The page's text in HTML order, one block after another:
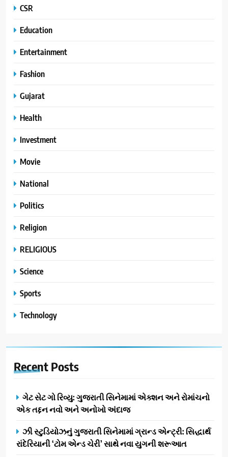
CSR
Education
Entertainment
Fashion
Gujarat
Health
Investment
Movie
National
Politics
Religion
RELIGIOUS
Science
Sports
Technology
Recent Posts
ગેટ સેટ ગો રિવ્યુ: ગુજરાતી સિનેમામાં એક્શન અને રોમાંચનો
એક તદ્દન નવો અને અનોખો અંદાજ
ઝી સ્ટુડિયોઝનું ગુજરાતી સિનેમામાં ગ્રાન્ડ એન્ટ્રી: સિદ્ધાર્થ
રાંદેરિયાની ‘ટોમ એન્ડ ચેરી’ સાથે નવા યુગની શરૂઆત